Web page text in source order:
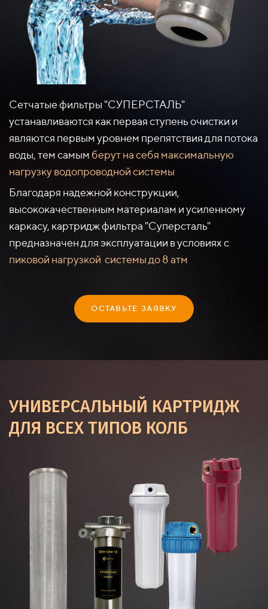
Сетчатые фильтры "СУПЕРСТАЛЬ"
устанавливаются как первая ступень очистки и
являются первым уровнем препятствия для потока
воды, тем самым берут на себя максимальную
нагрузку водопроводной системы
Благодаря надежной конструкции,
высококачественным материалам и усиленному
каркасу, картридж фильтра "Суперсталь"
предназначен для эксплуатации в условиях с
пиковой нагрузкой системы до 8 атм
ОСТАВЬТЕ ЗАЯВКУ
УНИВЕРСАЛЬНЫЙ КАРТРИДЖ
ДЛЯ ВСЕХ ТИПОВ КОЛБ